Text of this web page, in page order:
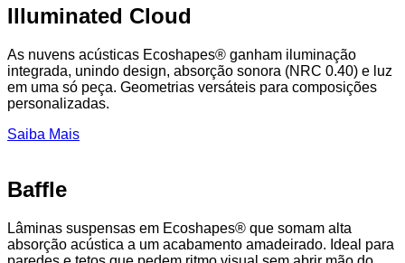
Illuminated Cloud
As nuvens acústicas Ecoshapes® ganham iluminação
integrada, unindo design, absorção sonora (NRC 0.40) e luz
em uma só peça. Geometrias versáteis para composições
personalizadas.
Saiba Mais
Baffle
Lâminas suspensas em Ecoshapes® que somam alta
absorção acústica a um acabamento amadeirado. Ideal para